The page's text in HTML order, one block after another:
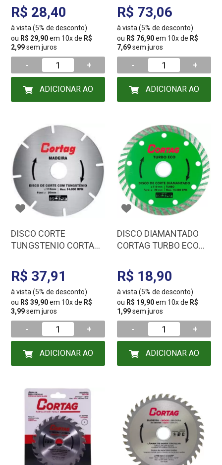
PLASTICO 61878
R$ 28,40
à vista (5% de desconto)
ou R$ 29,90em 10x de R$
2,99sem juros
- +
R$ 73,06
à vista (5% de desconto)
ou R$ 76,90em 10x de R$
7,69sem juros
- +
DISCO CORTE
TUNGSTENIO CORTAG
61346
R$ 37,91
à vista (5% de desconto)
ou R$ 39,90em 10x de R$
3,99sem juros
- +
DISCO DIAMANTADO
CORTAG TURBO ECO
FURO 20 MM 60598
R$ 18,90
à vista (5% de desconto)
ou R$ 19,90em 10x de R$
1,99sem juros
- +